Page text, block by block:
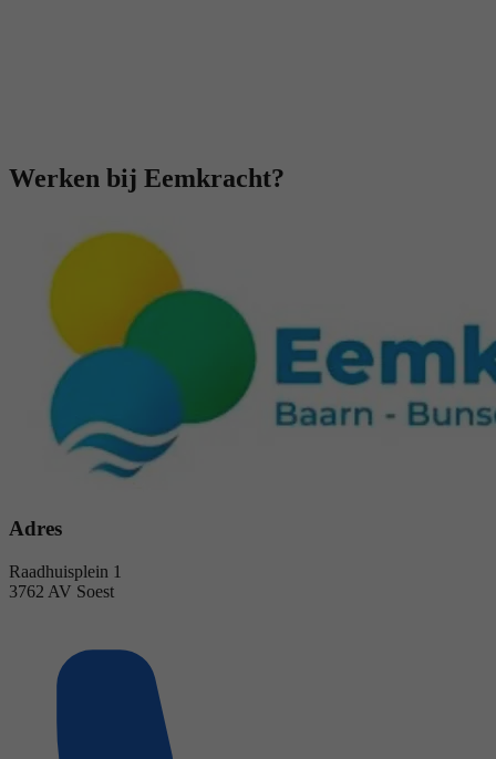
Werken bij Eemkracht?
Adres
Raadhuisplein 1
3762 AV Soest